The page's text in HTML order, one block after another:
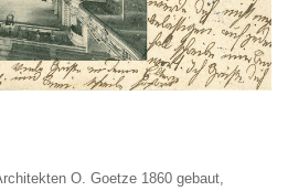
O. Goetze 1860 gebaut,